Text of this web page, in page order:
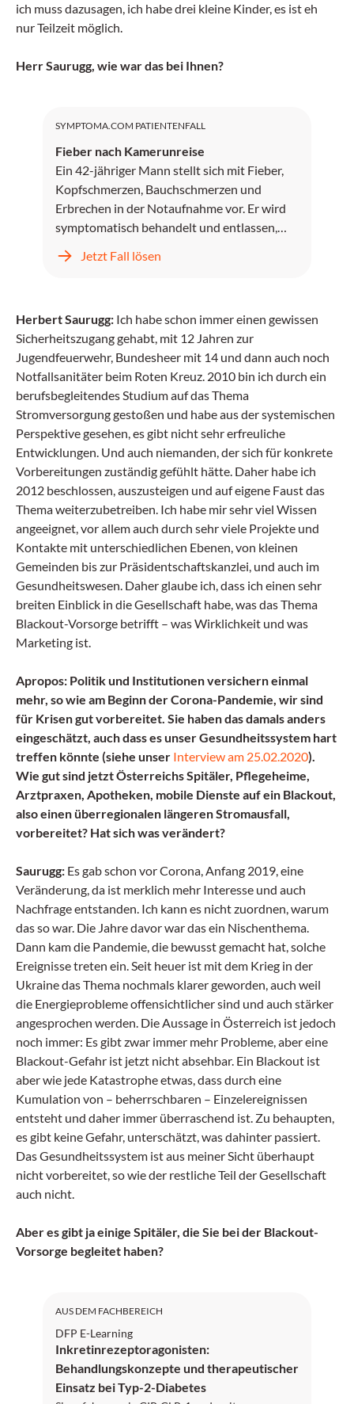
ich muss dazusagen, ich habe drei kleine Kinder, es ist eh
nur Teilzeit möglich.
Herr Saurugg, wie war das bei Ihnen?
SYMPTOMA.COM PATIENTENFALL
Fieber nach Kamerunreise
Ein 42-jähriger Mann stellt sich mit Fieber,
Kopfschmerzen, Bauchschmerzen und
Erbrechen in der Notaufnahme vor. Er wird
symptomatisch behandelt und entlassen,
kehrt jedoch zwei Tage später mit
unstillbarem Erbrechen, Kopfschmerzen und
Jetzt Fall lösen
Herbert Saurugg: Ich habe schon immer einen gewissen
Sicherheitszugang gehabt, mit 12 Jahren zur
Jugendfeuerwehr, Bundesheer mit 14 und dann auch noch
Notfallsanitäter beim Roten Kreuz. 2010 bin ich durch ein
berufsbegleitendes Studium auf das Thema
Stromversorgung gestoßen und habe aus der systemischen
Perspektive gesehen, es gibt nicht sehr erfreuliche
Entwicklungen. Und auch niemanden, der sich für konkrete
Vorbereitungen zuständig gefühlt hätte. Daher habe ich
2012 beschlossen, auszusteigen und auf eigene Faust das
Thema weiterzubetreiben. Ich habe mir sehr viel Wissen
angeeignet, vor allem auch durch sehr viele Projekte und
Kontakte mit unterschiedlichen Ebenen, von kleinen
Gemeinden bis zur Präsidentschaftskanzlei, und auch im
Gesundheitswesen. Daher glaube ich, dass ich einen sehr
breiten Einblick in die Gesellschaft habe, was das Thema
Blackout-Vorsorge betrifft – was Wirklichkeit und was
Marketing ist.
Apropos: Politik und Institutionen versichern einmal
mehr, so wie am Beginn der Corona-Pandemie, wir sind
für Krisen gut vorbereitet. Sie haben das damals anders
eingeschätzt, auch dass es unser Gesundheitssystem hart
treffen könnte (siehe unser Interview am 25.02.2020).
Wie gut sind jetzt Österreichs Spitäler, Pflegeheime,
Arztpraxen, Apotheken, mobile Dienste auf ein Blackout,
also einen überregionalen längeren Stromausfall,
vorbereitet? Hat sich was verändert?
Saurugg: Es gab schon vor Corona, Anfang 2019, eine
Veränderung, da ist merklich mehr Interesse und auch
Nachfrage entstanden. Ich kann es nicht zuordnen, warum
das so war. Die Jahre davor war das ein Nischenthema.
Dann kam die Pandemie, die bewusst gemacht hat, solche
Ereignisse treten ein. Seit heuer ist mit dem Krieg in der
Ukraine das Thema nochmals klarer geworden, auch weil
die Energieprobleme offensichtlicher sind und auch stärker
angesprochen werden. Die Aussage in Österreich ist jedoch
noch immer: Es gibt zwar immer mehr Probleme, aber eine
Blackout-Gefahr ist jetzt nicht absehbar. Ein Blackout ist
aber wie jede Katastrophe etwas, dass durch eine
Kumulation von – beherrschbaren – Einzelereignissen
entsteht und daher immer überraschend ist. Zu behaupten,
es gibt keine Gefahr, unterschätzt, was dahinter passiert.
Das Gesundheitssystem ist aus meiner Sicht überhaupt
nicht vorbereitet, so wie der restliche Teil der Gesellschaft
auch nicht.
Aber es gibt ja einige Spitäler, die Sie bei der Blackout-
Vorsorge begleitet haben?
AUS DEM FACHBEREICH
DFP E-Learning
Inkretinrezeptoragonisten:
Behandlungskonzepte und therapeutischer
Einsatz bei Typ-2-Diabetes